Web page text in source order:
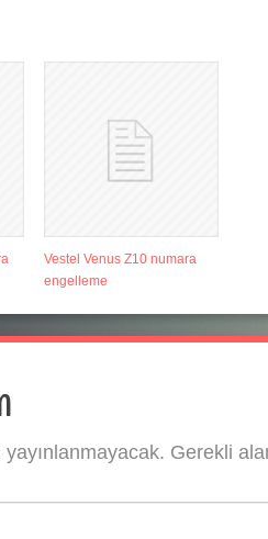
Vestel Venus Z10 numara
engelleme
Gerekli